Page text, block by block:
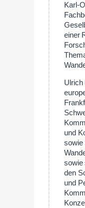
Karl-
einer
Ulrich
und
sowie
sowie
den
und